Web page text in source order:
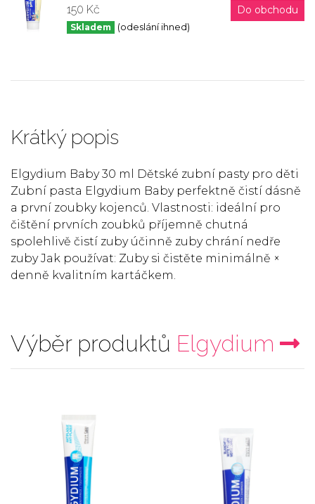
150 Kč
Skladem (odeslání ihned)
Do obchodu
Krátký popis
Elgydium Baby 30 ml Dětské zubní pasty pro děti
Zubní pasta Elgydium Baby perfektně čistí dásně
a první zoubky kojenců. Vlastnosti: ideální pro
čištění prvních zoubků příjemně chutná
spolehlivě čistí zuby účinně zuby chrání nedře
zuby Jak používat: Zuby si čistěte minimálně ×
denně kvalitním kartáčkem.
Výběr produktů Elgydium